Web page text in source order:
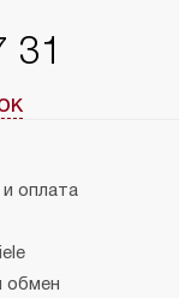
31
оплата
обмен